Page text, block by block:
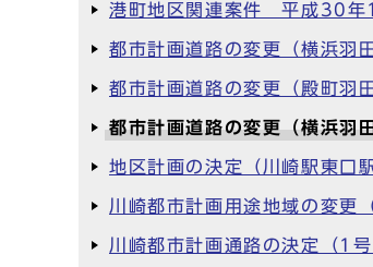
港町地区関連案件 平成30
都市計画道路の変更（横浜
都市計画道路の変更（殿町
都市計画道路の変更（横浜
地区計画の決定（川崎駅東
川崎都市計画用途地域の変
川崎都市計画通路の決定（